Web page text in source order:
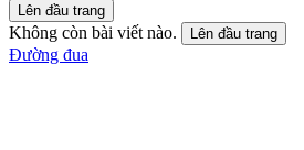
Lên đầu trang
Không còn bài viết nào. Lên đầu trang
Đường đua